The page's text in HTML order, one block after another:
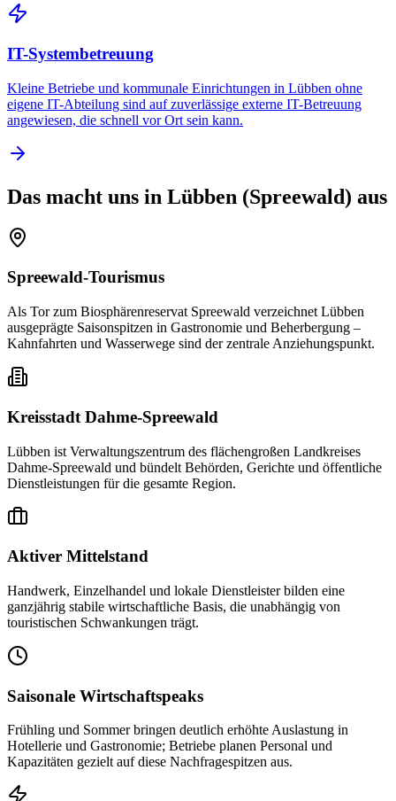
IT-Systembetreuung
Kleine Betriebe und kommunale Einrichtungen in Lübben ohne
eigene IT-Abteilung sind auf zuverlässige externe IT-Betreuung
angewiesen, die schnell vor Ort sein kann.
Das macht uns in Lübben (Spreewald) aus
Spreewald-Tourismus
Als Tor zum Biosphärenreservat Spreewald verzeichnet Lübben
ausgeprägte Saison­spitzen in Gastronomie und Beherbergung –
Kahn­fahrten und Wasserwege sind der zentrale Anziehungspunkt.
Kreisstadt Dahme-Spreewald
Lübben ist Verwaltungszentrum des flächengroßen Landkreises
Dahme-Spreewald und bündelt Behörden, Gerichte und öffentliche
Dienstleistungen für die gesamte Region.
Aktiver Mittelstand
Handwerk, Einzelhandel und lokale Dienstleister bilden eine
ganzjährig stabile wirtschaftliche Basis, die unabhängig von
touristischen Schwankungen trägt.
Saisonale Wirtschaftspeaks
Frühling und Sommer bringen deutlich erhöhte Auslastung in
Hotellerie und Gastronomie; Betriebe planen Personal und
Kapazitäten gezielt auf diese Nachfragespitzen aus.